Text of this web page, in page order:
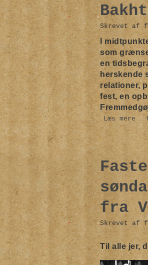
Skrevet af
I
som
en
herskende
relationer,
fest, en
Læs mere
fra
Skrevet af
Til alle jer,